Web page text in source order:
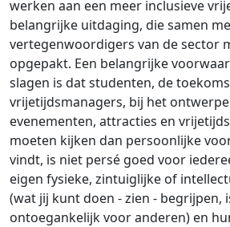
werken aan een meer inclusieve
belangrijke uitdaging, die samen
vertegenwoordigers van de sector
opgepakt. Een belangrijke
slagen is dat studenten, de
vrijetijdsmanagers, bij het
evenementen, attracties en
moeten kijken dan persoonlijke
vindt, is niet persé goed voor
eigen fysieke, zintuiglijke of
(wat jij kunt doen - zien - begrijpen,
ontoegankelijk voor anderen) en